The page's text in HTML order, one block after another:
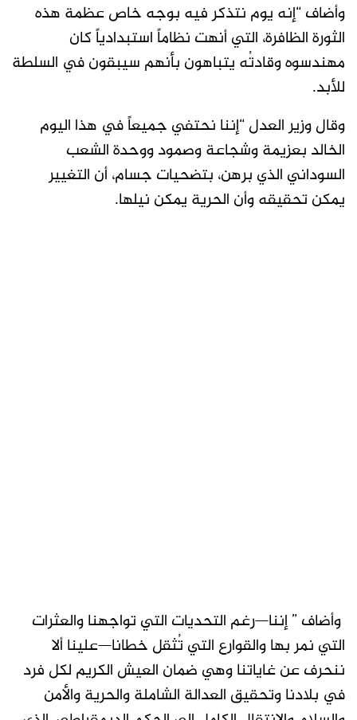
وأضاف “إنه يوم نتذكر فيه بوجه خاص عظمة هذه
الثورة الظافرة، التي أنهت نظاماً استبدادياً كان
مهندسوه وقادتُه يتباهون بأنهم سيبقون في السلطة
للأبد.
وقال وزير العدل “إننا نحتفي جميعاً في هذا اليوم
الخالد بعزيمة وشجاعة وصمود ووحدة الشعب
السوداني الذي برهن، بتضحيات جسام، أن التغيير
يمكن تحقيقه وأن الحرية يمكن نيلها.
وأضاف ” إننا—رغم التحديات التي تواجهنا والعثرات
التي نمر بها والقوارع التي تُثقل خطانا—علينا ألا
ننحرف عن غاياتنا وهي ضمان العيش الكريم لكل فرد
في بلادنا وتحقيق العدالة الشاملة والحرية والأمن